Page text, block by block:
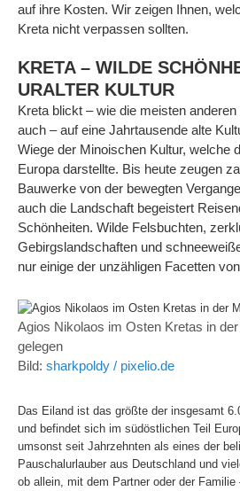
auf ihre Kosten. Wir zeigen Ihnen,
Kreta nicht verpassen sollten.
KRETA – WILDE
URALTER KULTUR
Kreta blickt – wie die meisten
auch – auf eine Jahrtausende alte
Wiege der Minoischen Kultur, welche
Europa darstellte. Bis heute zeugen
Bauwerke von der bewegten
auch die Landschaft begeistert
Schönheiten. Wilde Felsbuchten,
Gebirgslandschaften und
nur einige der unzähligen Facetten
Agios Nikolaos im Osten Kretas in
gelegen
Bild: sharkpoldy / pixelio.de
Das Eiland ist das größte der insgesamt
und befindet sich im südöstlichen Teil
umsonst seit Jahrzehnten als eines der
Pauschalurlauber aus Deutschland und
ob allein, mit dem Partner oder der